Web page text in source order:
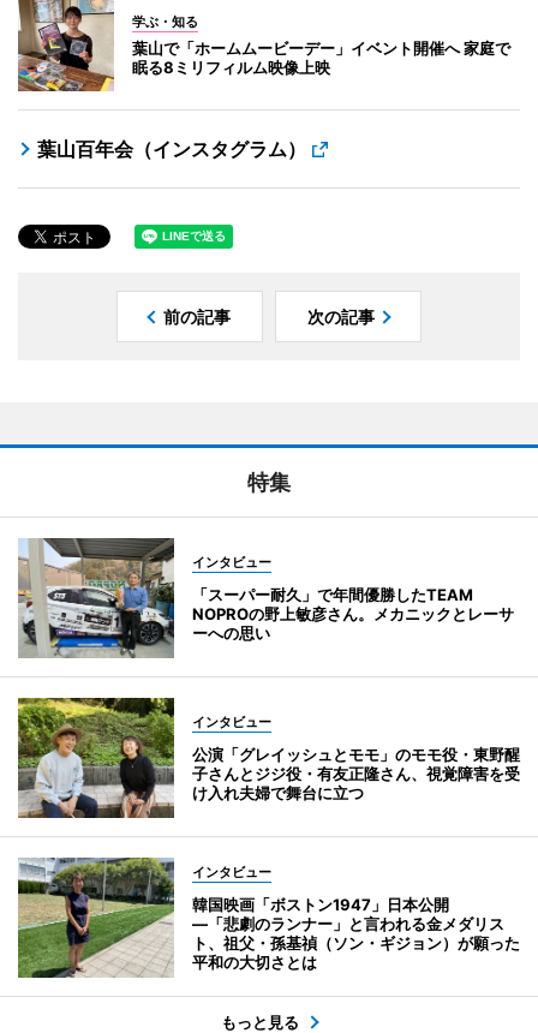
学ぶ・知る
葉山で「ホームムービーデー」イベント開催へ 家庭で
眠る8ミリフィルム映像上映
葉山百年会（インスタグラム）
前の記事 次の記事
特集
インタビュー
「スーパー耐久」で年間優勝したTEAM
NOPROの野上敏彦さん。メカニックとレーサ
ーへの思い
インタビュー
公演「グレイッシュとモモ」のモモ役・東野醒
子さんとジジ役・有友正隆さん、視覚障害を受
け入れ夫婦で舞台に立つ
インタビュー
韓国映画「ボストン1947」日本公開
―「悲劇のランナー」と言われる金メダリス
ト、祖父・孫基禎（ソン・ギジョン）が願った
平和の大切さとは
もっと見る